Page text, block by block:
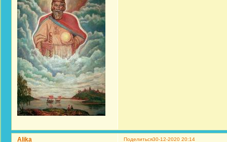
Поделиться30-12-2020 20:14
Alika